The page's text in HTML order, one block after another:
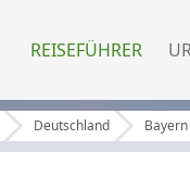
REISEFÜHRER
Deutschland Bayern